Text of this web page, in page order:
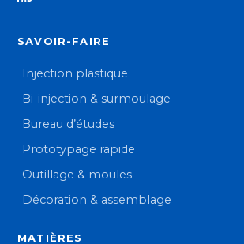
SAVOIR-FAIRE
Injection plastique
Bi-injection & surmoulage
Bureau d’études
Prototypage rapide
Outillage & moules
Décoration & assemblage
MATIÈRES